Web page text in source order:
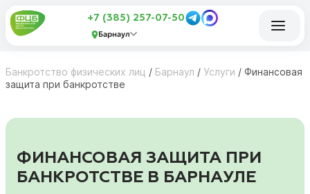
+7 (385) 257-07-50
Барнаул
Банкротство физических лиц / Барнаул / Услуги / Финансовая
защита при банкротстве
ФИНАНСОВАЯ ЗАЩИТА ПРИ
БАНКРОТСТВЕ В БАРНАУЛЕ